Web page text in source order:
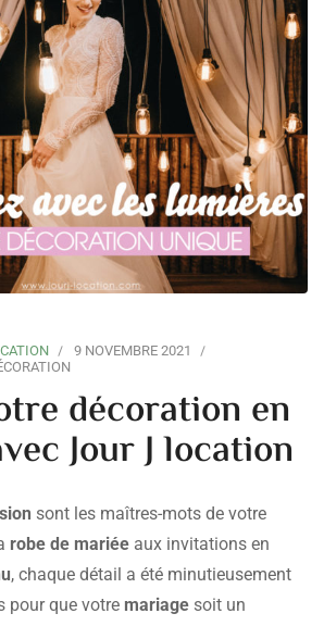
9 NOVEMBRE 2021
décoration en
Jour J location
sont les maîtres-mots de votre
robe de mariée aux invitations en
, chaque détail a été minutieusement
pour que votre mariage soit un